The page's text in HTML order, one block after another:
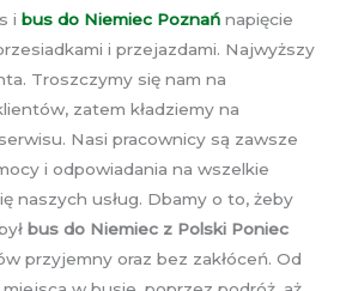
i bus do Niemiec Poznań napięcie
i przejazdami. Najwyższy
Troszczymy się nam na
zatem kładziemy na
Nasi pracownicy są zawsze
i odpowiadania na wszelkie
naszych usług. Dbamy o to, żeby
bus do Niemiec z Polski Poniec
przyjemny oraz bez zakłóceń. Od